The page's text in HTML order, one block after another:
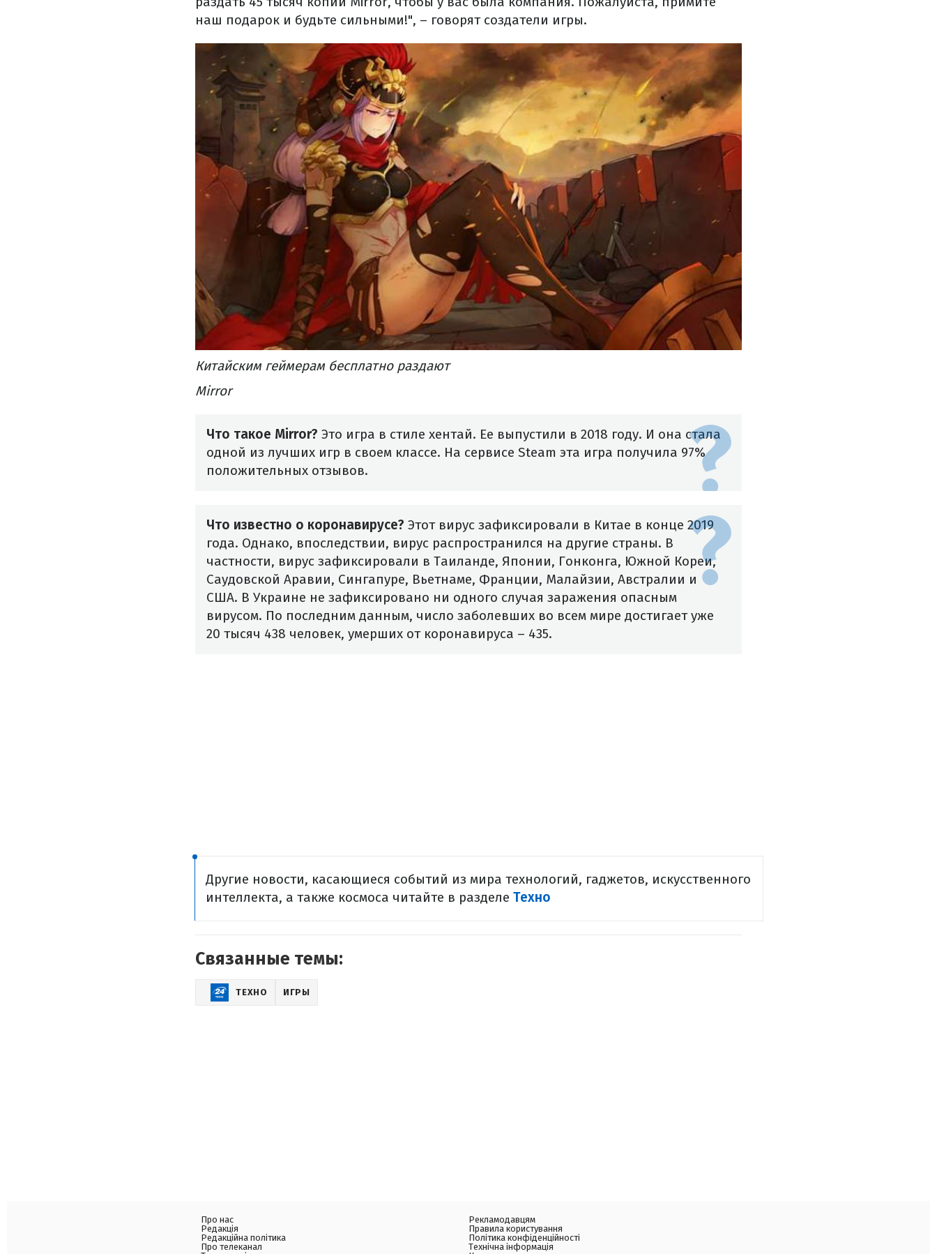
наш подарок и будьте сильными!", – говорят создатели игры.
Китайским геймерам бесплатно раздают
Mirror
Что такое Mirror? Это игра в стиле хентай. Ее выпустили в 2018 году. И она стала
одной из лучших игр в своем классе. На сервисе Steam эта игра получила 97%
положительных отзывов.
Что известно о коронавирусе? Этот вирус зафиксировали в Китае в конце 2019
года. Однако, впоследствии, вирус распространился на другие страны. В
частности, вирус зафиксировали в Таиланде, Японии, Гонконга, Южной Кореи,
Саудовской Аравии, Сингапуре, Вьетнаме, Франции, Малайзии, Австралии и
США. В Украине не зафиксировано ни одного случая заражения опасным
вирусом. По последним данным, число заболевших во всем мире достигает уже
20 тысяч 438 человек, умерших от коронавируса – 435.
Другие новости, касающиеся событий из мира технологий, гаджетов, искусственного
интеллекта, а также космоса читайте в разделе Техно
Связанные темы:
ТЕХНО ИГРЫ
Про нас
Редакція
Редакційна політика
Про телеканал
Рекламодавцям
Правила користування
Політика конфіденційності
Технічна інформація